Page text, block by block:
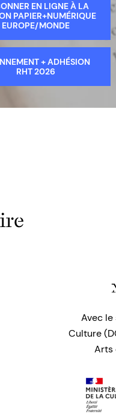
EN LIGNE À LA
PAPIER+NUMÉRIQUE
EUROPE/MONDE
+ ADHÉSION
RHT 2026
Avec
Culture
Arts